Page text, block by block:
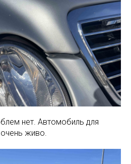
нет. Автомобиль для
очень живо.